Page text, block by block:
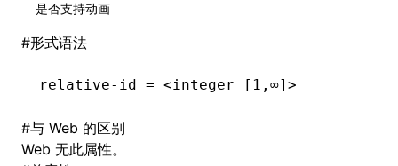
是否支持动画
#形式语法
relative-id = <integer [1,∞]>
#与 Web 的区别
Web 无此属性。